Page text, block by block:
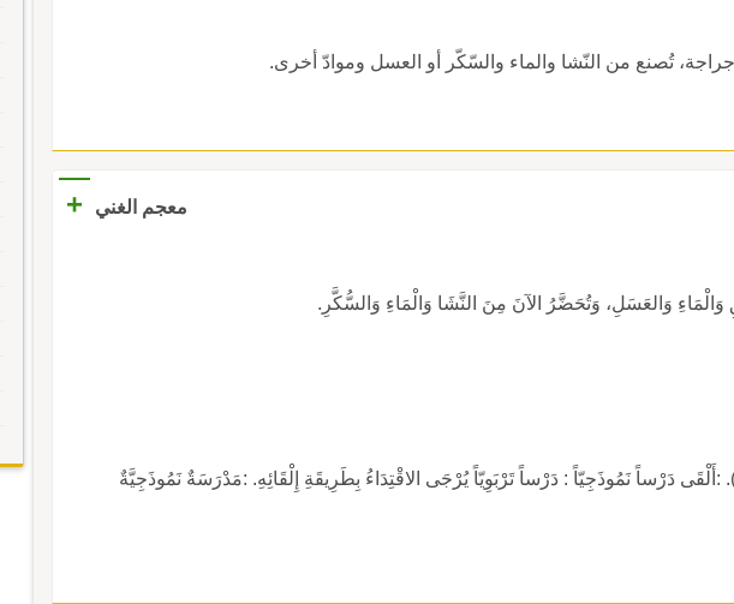
تُصنع من النّشا والماء والسّكّر أو العسل وموادّ أخرى.
معجم الغني +
وَالْمَاءِ وَالعَسَلِ، وَتُحَضَّرُ الآنَ مِنَ النَّشَا وَالْمَاءِ وَالسُّكَّرِ.
(مَنْسُوبٌ إِلَى النَّمُوذَجِ). :أَلْقَى دَرْساً نَمُوذَجِيّاً : دَرْساً تَرْبَوِيّاً يُرْجَى الاقْتِدَاءُ بِطَرِيقَةِ إِلْقَائِهِ. :مَدْرَسَةٌ نَمُوذَجِيَّةٌ